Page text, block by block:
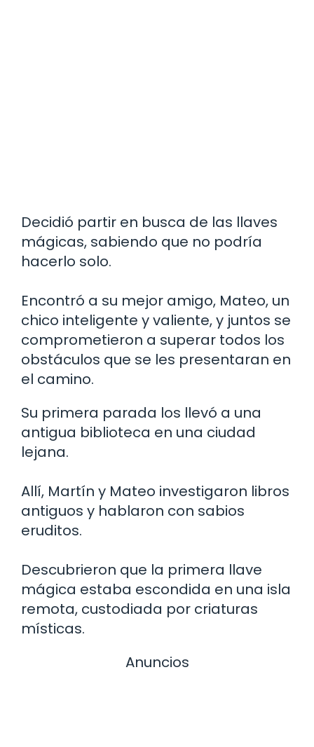
Decidió partir en busca de las llaves
mágicas, sabiendo que no podría
hacerlo solo.
Encontró a su mejor amigo, Mateo, un
chico inteligente y valiente, y juntos se
comprometieron a superar todos los
obstáculos que se les presentaran en
el camino.
Su primera parada los llevó a una
antigua biblioteca en una ciudad
lejana.
Allí, Martín y Mateo investigaron libros
antiguos y hablaron con sabios
eruditos.
Descubrieron que la primera llave
mágica estaba escondida en una isla
remota, custodiada por criaturas
místicas.
Anuncios